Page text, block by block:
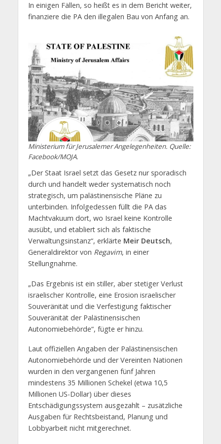
In einigen Fällen, so heißt es in dem Bericht weiter,
finanziere die PA den illegalen Bau von Anfang an.
Ministerium für Jerusalemer Angelegenheiten. Quelle:
Facebook/MOJA.
„Der Staat Israel setzt das Gesetz nur sporadisch
durch und handelt weder systematisch noch
strategisch, um palästinensische Pläne zu
unterbinden. Infolgedessen füllt die PA das
Machtvakuum dort, wo Israel keine Kontrolle
ausübt, und etabliert sich als faktische
Verwaltungsinstanz“, erklärte Meir Deutsch,
Generaldirektor von Regavim, in einer
Stellungnahme.
„Das Ergebnis ist ein stiller, aber stetiger Verlust
israelischer Kontrolle, eine Erosion israelischer
Souveränität und die Verfestigung faktischer
Souveränität der Palästinensischen
Autonomiebehörde“, fügte er hinzu.
Laut offiziellen Angaben der Palästinensischen
Autonomiebehörde und der Vereinten Nationen
wurden in den vergangenen fünf Jahren
mindestens 35 Millionen Schekel (etwa 10,5
Millionen US-Dollar) über dieses
Entschädigungssystem ausgezahlt – zusätzliche
Ausgaben für Rechtsbeistand, Planung und
Lobbyarbeit nicht mitgerechnet.